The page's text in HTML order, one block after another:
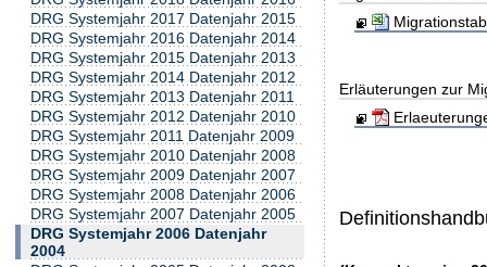
Erläuterungen zur
DRG Systemjahr 2017 Datenjahr 2015
DRG Systemjahr 2016 Datenjahr 2014
DRG Systemjahr 2015 Datenjahr 2013
DRG Systemjahr 2014 Datenjahr 2012
DRG Systemjahr 2013 Datenjahr 2011
DRG Systemjahr 2012 Datenjahr 2010
DRG Systemjahr 2011 Datenjahr 2009
DRG Systemjahr 2010 Datenjahr 2008
DRG Systemjahr 2009 Datenjahr 2007
DRG Systemjahr 2008 Datenjahr 2006
DRG Systemjahr 2007 Datenjahr 2005
DRG Systemjahr 2006 Datenjahr
2004